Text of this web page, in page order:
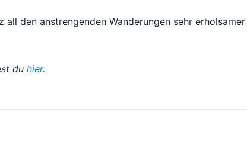
den anstrengenden Wanderungen sehr
du hier.